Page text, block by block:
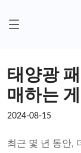
태양광
매하는
2024-08-15
최근 몇 년 동안,